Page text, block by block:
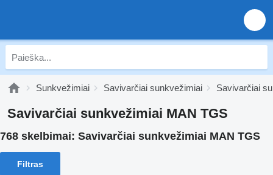
Sunkvežimiai Savivarčiai sunkvežimiai Savivarčiai
Savivarčiai sunkvežimiai MAN TGS
768 skelbimai: Savivarčiai sunkvežimiai MAN TGS
Filtras